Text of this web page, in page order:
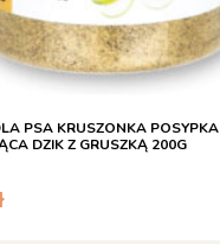
PSA KRUSZONKA POSYPKA
DZIK Z GRUSZKĄ 200G